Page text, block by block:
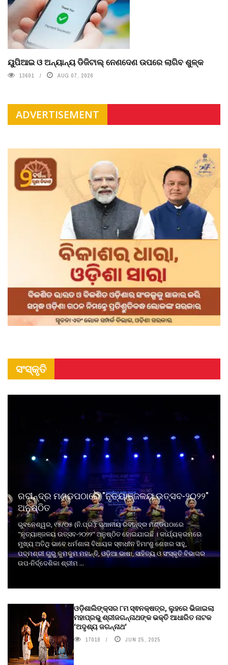
ୟୁପିଆଇ ଓ ଅନ୍ୟାନ୍ୟ ଡିଜିଟାଲ୍ ନେଣଦେଣ ଉପରେ ଲାଗିବ ଶୁଳ୍କ
13601 AUG 07, 2026
ADVERTISEMENT
ସଂସ୍କୃତି
ରବୀନ୍ଦ୍ର ମଣ୍ଡପଠାରେ "ନୃତ୍ୟାଞ୍ଜଳୟ ଉତ୍ସବ-୨୦୨୨"
ଅନୁଷ୍ଠିତ
ଭୁବନେଶ୍ୱର, ୧୫/୦୫ (ନି.ପ୍ର.): ସ୍ଥାନୀୟ ରବୀନ୍ଦ୍ର ମଣ୍ଡପଠାରେ
"ନୃତ୍ୟାଞ୍ଜଳୟ ଉତ୍ସବ-୨୦୨୨" ଅନୁଷ୍ଠିତ ହୋଇଯାଇଛି । କାର୍ଯ୍ୟକ୍ରମରେ
ମୁଖ୍ୟ ଅତିଥି ଭାବେ ଧର୍ମଶାଳା ବିଧାୟକ ସ୍ଵାଧୀନ ହିମାଂଶୁ ଶେଖର ସାହୁ,
ପଦ୍ମଶ୍ରୀ ଗୁରୁ କୁମକୁମ ମହାନ୍ତି, ଓଡ଼ିଆ ଭାଷା, ସାହିତ୍ୟ ଓ ସଂସ୍କୃତି ବିଭାଗର
ଉପ-ନିର୍ଦ୍ଦେଶିକା ଶ୍ରୀମ ...
ଓଡ଼ିଶାଲିଙ୍କ୍ସର ୮ମ ସ୍ଵନକ୍ଷତ୍ର, ଲୁହରେ ଭିଜାଇଲା
ମହାପ୍ରଭୁ ଶ୍ରୀଜଗନ୍ନାଥଙ୍କ ଭକ୍ତି ଆଧାରିତ ନାଟକ
‘ଅଦୃଶ୍ୟ ଜଗନ୍ନାଥ‘
17018 JUN 25, 2025